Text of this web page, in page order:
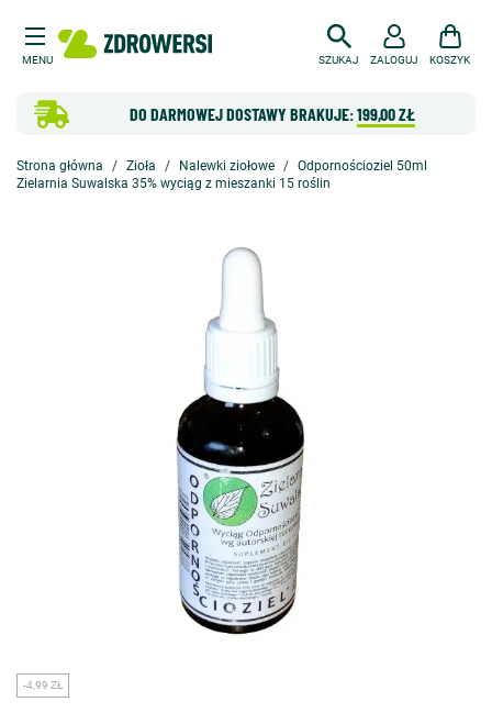
MENU SZUKAJ
DO DARMOWEJ DOSTAWY BRAKUJE:199,00 ZŁ
ZALOGUJ KOSZYK
Strona główna Zioła Nalewki ziołowe
Odpornościoziel 50ml
Zielarnia Suwalska 35% wyciąg z mieszanki 15 roślin
-4,99 ZŁ